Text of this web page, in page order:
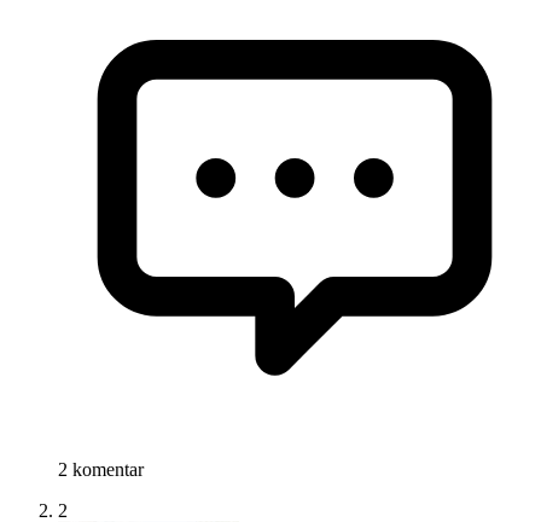
2 komentar
2